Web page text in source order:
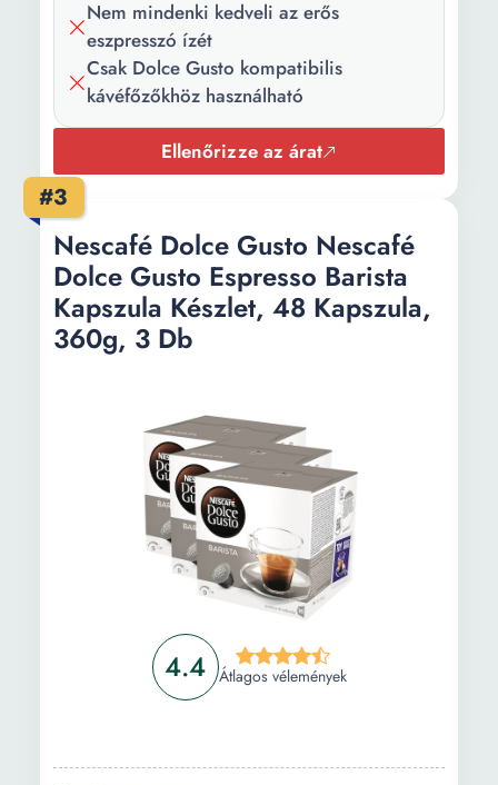
Nem mindenki kedveli az erős
eszpresszó ízét
Csak Dolce Gusto kompatibilis
kávéfőzőkhöz használható
Ellenőrizze az árat
#3
4.4 Átlagos vélemények
Nescafé Dolce Gusto Nescafé
Dolce Gusto Espresso Barista
Kapszula Készlet, 48 Kapszula,
360g, 3 Db